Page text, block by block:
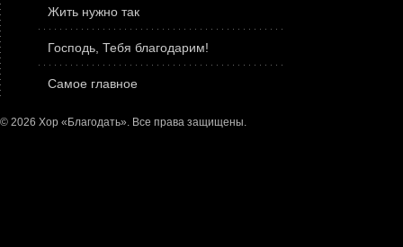
Жить нужно так
Господь, Тебя благодарим!
Самое главное
© 2026 Хор «Благодать». Все права защищены.